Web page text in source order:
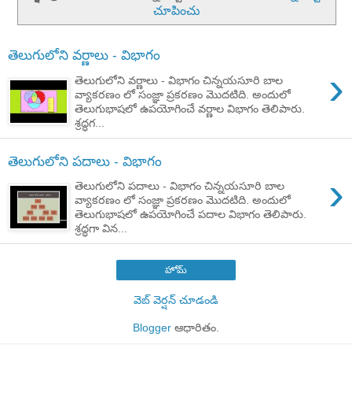
చూపించు
తెలుగులోని వర్ణాలు - విభాగం
›
తెలుగులోని వర్ణాలు - విభాగం చిన్నయసూరి బాల
వ్యాకరణం లో సంజ్ఞా ప్రకరణం మొదటిది. అందులో
తెలుగుభాషలో ఉపయోగించే వర్ణాల విభాగం తెలిపారు.
శ్రద్ధగ...
తెలుగులోని పదాలు - విభాగం
›
తెలుగులోని పదాలు - విభాగం చిన్నయసూరి బాల
వ్యాకరణం లో సంజ్ఞా ప్రకరణం మొదటిది. అందులో
తెలుగుభాషలో ఉపయోగించే పదాల విభాగం తెలిపారు.
శ్రద్ధగా విన...
హోమ్
వెబ్ వెర్షన్‌ చూడండి
Blogger ఆధారితం.